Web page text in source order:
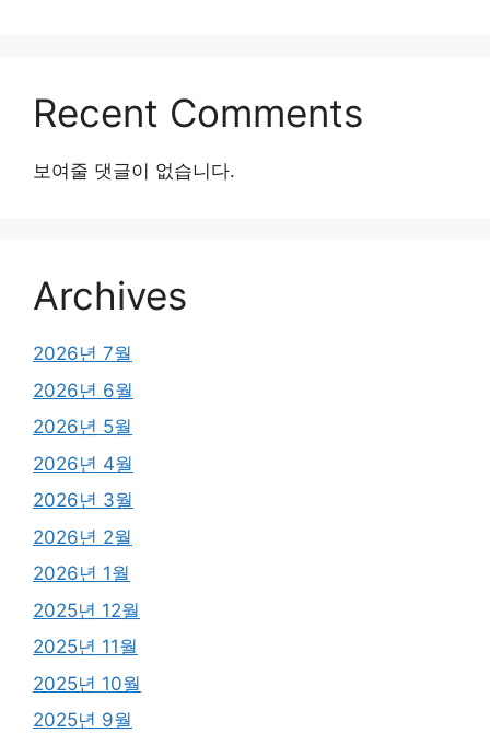
Recent Comments
보여줄 댓글이 없습니다.
Archives
2026년 7월
2026년 6월
2026년 5월
2026년 4월
2026년 3월
2026년 2월
2026년 1월
2025년 12월
2025년 11월
2025년 10월
2025년 9월